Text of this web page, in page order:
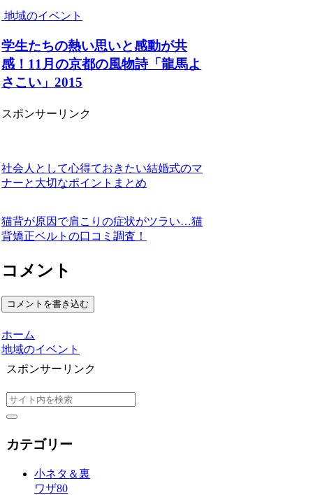
地域のイベント
学生たちの熱い思いと感動が共
感！11月の京都の風物詩「龍馬よ
さこい」2015
スポンサーリンク
社会人として心得ておきたい結婚式のマ
ナーと大切なポイントまとめ
猫背が原因で肩こりの症状がツラい…猫
背矯正ベルトの口コミ調査！
コメント
コメントを書き込む
ホーム
地域のイベント
スポンサーリンク
カテゴリー
小ネタ＆裏
ワザ80